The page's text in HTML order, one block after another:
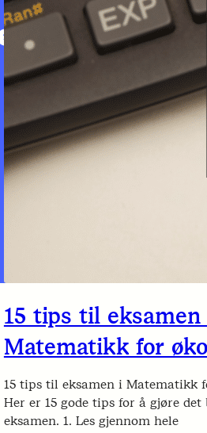
15 tips til
Matematikk for
15 tips til eksamen i Matematikk
Her er 15 gode tips for å gjøre
eksamen. 1. Les gjennom hele